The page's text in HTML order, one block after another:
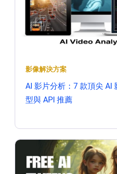
影像解決方案
AI 影片分析：7 款頂尖 AI
型與 API 推薦